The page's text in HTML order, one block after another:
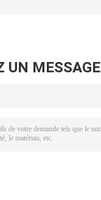
UN MESSAGE